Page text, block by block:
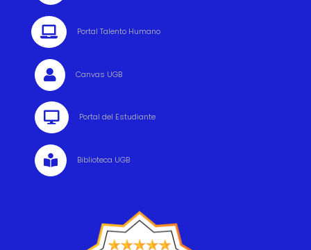
 Portal Talento Humano
 Canvas UGB
 Portal del Estudiante
 Biblioteca UGB